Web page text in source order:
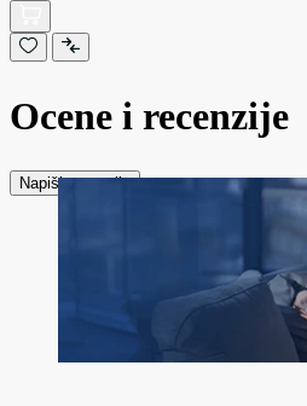
Ocene i recenzije
Napiši recenziju